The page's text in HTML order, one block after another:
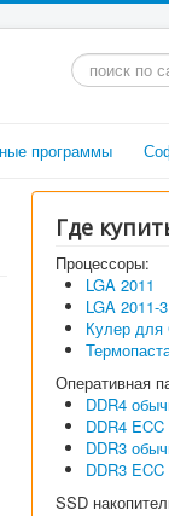
Искать...
программы
Где
Процессоры:
LGA 2011
LGA 2011-3
Кулер для
Оперативная
DDR4
DDR4
DDR3
DDR3
SSD